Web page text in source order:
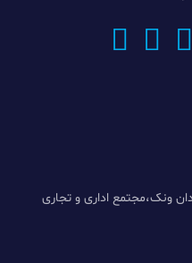
ونک،مجتمع اداری و تجاری